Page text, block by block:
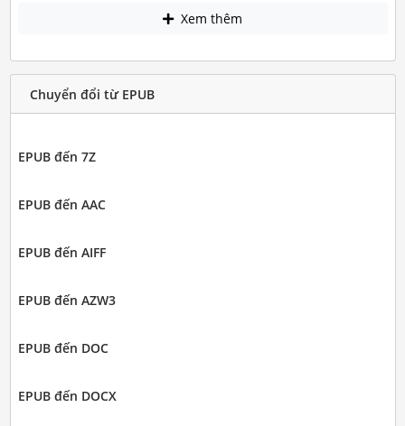
Xem thêm
Chuyển đổi từ EPUB
EPUB đến 7Z
EPUB đến AAC
EPUB đến AIFF
EPUB đến AZW3
EPUB đến DOC
EPUB đến DOCX